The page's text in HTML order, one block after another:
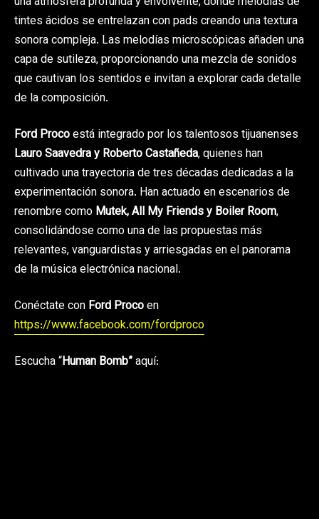
tintes ácidos se entrelazan con pads creando una textura
sonora compleja. Las melodías microscópicas añaden una
capa de sutileza, proporcionando una mezcla de sonidos
que cautivan los sentidos e invitan a explorar cada detalle
de la composición.
Ford Procoestá integrado por los talentosos tijuanenses
Lauro Saavedra y Roberto Castañeda, quienes han
cultivado una trayectoria de tres décadas dedicadas a la
experimentación sonora. Han actuado en escenarios de
renombre como Mutek, All My Friends y Boiler Room,
consolidándose como una de las propuestas más
relevantes, vanguardistas y arriesgadas en el panorama
de la música electrónica nacional.
Conéctate con Ford Procoen
https://www.facebook.com/fordproco
Escucha “Human Bomb”aquí: